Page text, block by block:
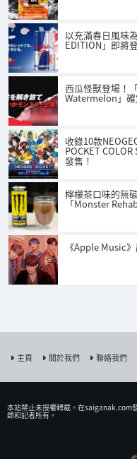
以充滿春日風味
EDITION」即將
西瓜怪獸登場！
Watermelon」
收錄10款
POCKET
發售！
檸檬茶口味的無
「Monster
《Apple Music
主頁 關於我們 聯絡我們
本站禁止未授權𨍭載。在saiganak.com
師和記者所有。